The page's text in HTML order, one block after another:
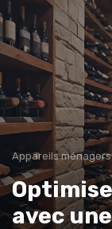
Appareils ménagers
avec